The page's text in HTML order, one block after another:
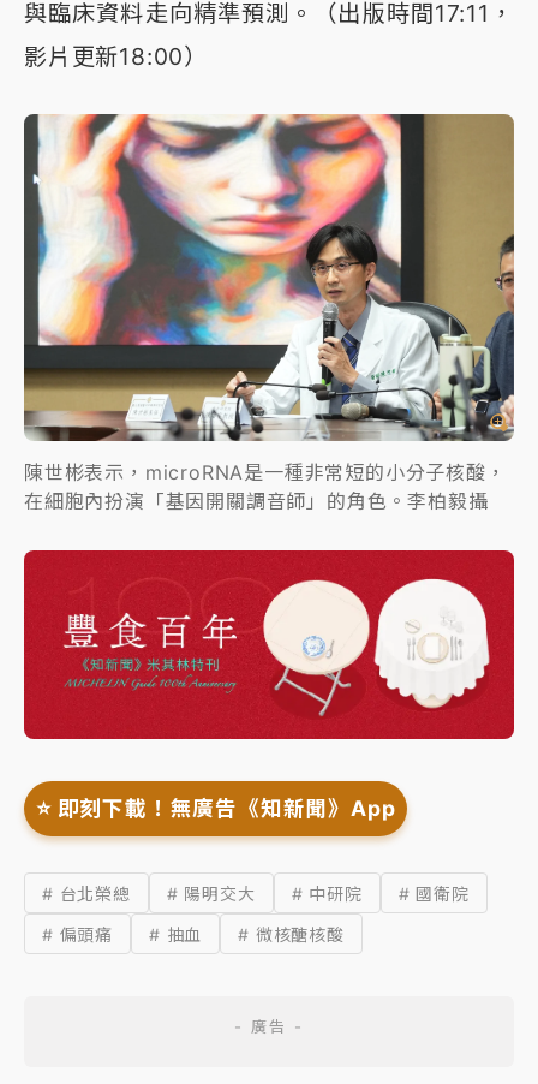
與臨床資料走向精準預測。（出版時間17:11，
影片更新18:00）
陳世彬表示，microRNA是一種非常短的小分子核酸，
在細胞內扮演「基因開關調音師」的角色。李柏毅攝
⭐️ 即刻下載！無廣告《知新聞》App
# 台北榮總 # 陽明交大 # 中研院
# 國衛院
# 偏頭痛
# 抽血 # 微核醣核酸